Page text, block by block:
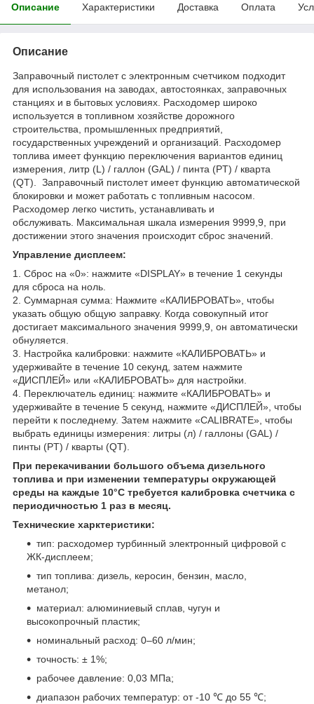
Описание Характеристики Доставка Оплата
Описание
Заправочный пистолет с электронным счетчиком подходит
для использования на заводах, автостоянках, заправочных
станциях и в бытовых условиях. Расходомер широко
используется в топливном хозяйстве дорожного
строительства, промышленных предприятий,
государственных учреждений и организаций. Расходомер
топлива имеет функцию переключения вариантов единиц
измерения, литр (L) / галлон (GAL) / пинта (PT) / кварта
(QT). Заправочный пистолет имеет функцию автоматической
блокировки и может работать с топливным насосом.
Расходомер легко чистить, устанавливать и
обслуживать. Максимальная шкала измерения 9999,9, при
достижении этого значения происходит сброс значений.
Управление дисплеем:
1. Сброс на «0»: нажмите «DISPLAY» в течение 1 секунды
для сброса на ноль.
2. Суммарная сумма: Нажмите «КАЛИБРОВАТЬ», чтобы
указать общую общую заправку. Когда совокупный итог
достигает максимального значения 9999,9, он автоматически
обнуляется.
3. Настройка калибровки: нажмите «КАЛИБРОВАТЬ» и
удерживайте в течение 10 секунд, затем нажмите
«ДИСПЛЕЙ» или «КАЛИБРОВАТЬ» для настройки.
4. Переключатель единиц: нажмите «КАЛИБРОВАТЬ» и
удерживайте в течение 5 секунд, нажмите «ДИСПЛЕЙ», чтобы
перейти к последнему. Затем нажмите «CALIBRATE», чтобы
выбрать единицы измерения: литры (л) / галлоны (GAL) /
пинты (PT) / кварты (QT).
При перекачивании большого объема дизельного
топлива и при изменении температуры окружающей
среды на каждые 10°C требуется калибровка счетчика с
периодичностью 1 раз в месяц.
Технические харктеристики:
тип: расходомер турбинный электронный цифровой с
ЖК-дисплеем;
тип топлива: дизель, керосин, бензин, масло,
метанол;
материал: алюминиевый сплав, чугун и
высокопрочный пластик;
номинальный расход: 0–60 л/мин;
точность: ± 1%;
рабочее давление: 0,03 МПа;
диапазон рабочих температур: от -10 ℃ до 55 ℃;